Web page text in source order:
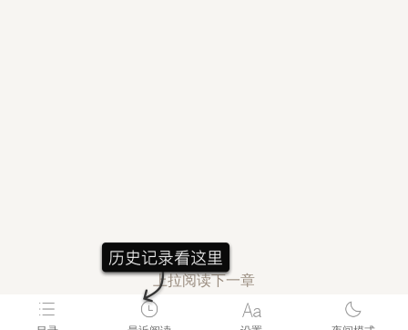
上拉阅读下一章